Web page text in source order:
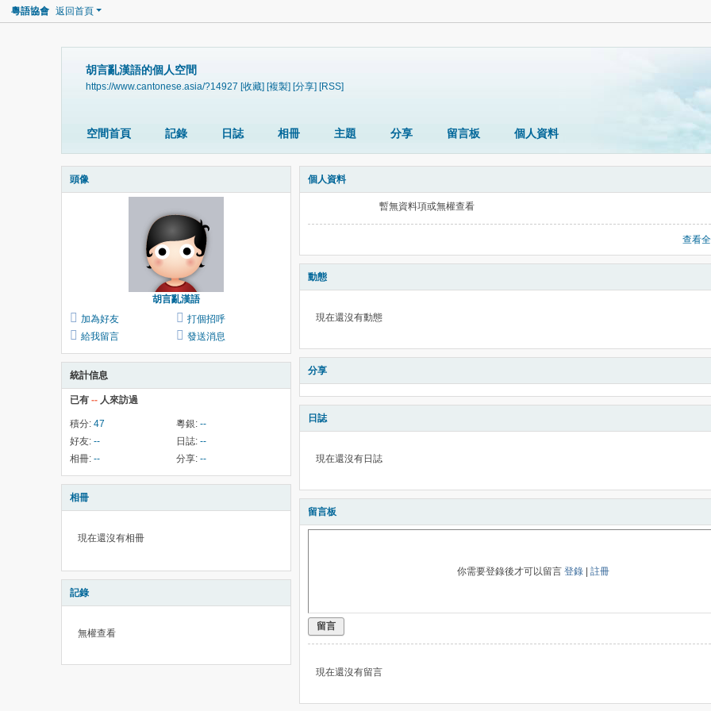
粵語協會 返回首頁
胡言亂漢語的個人空間
https://www.cantonese.asia/?14927 [收藏] [複製] [分享] [RSS]
空間首頁 記錄 日誌 相冊 主題 分享 留言板 個人資料
頭像
胡言亂漢語
加為好友
打個招呼
給我留言
發送消息
統計信息
已有 -- 人來訪過
積分: 47 粵銀: --
好友: -- 日誌: --
相冊: -- 分享: --
相冊
現在還沒有相冊
記錄
無權查看
個人資料
暫無資料項或無權查看
查看
動態
現在還沒有動態
分享
日誌
現在還沒有日誌
留言板
你需要登錄後才可以留言 登錄 註冊
留言
現在還沒有留言